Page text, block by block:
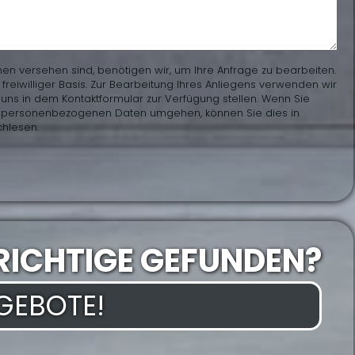
versehen sind, benötigen wir, um Ihre Anfrage zu bearbeiten.
Basis. Zur Bearbeitung Ihres Anliegens verwenden wir
in dem Kontaktformular zur Verfügung stellen. Wenn Sie
Daten umgehen, können Sie dies in
GEFUNDEN?